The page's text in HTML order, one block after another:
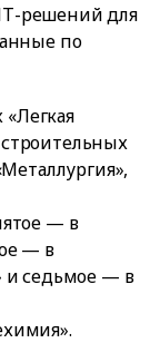
решений для
по
«Легкая
— в
— в
и седьмое — в